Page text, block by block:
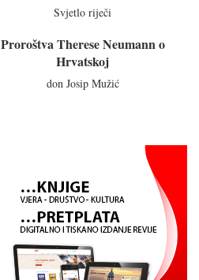
Svjetlo riječi
Proroštva Therese Neumann o
Hrvatskoj
don Josip Mužić